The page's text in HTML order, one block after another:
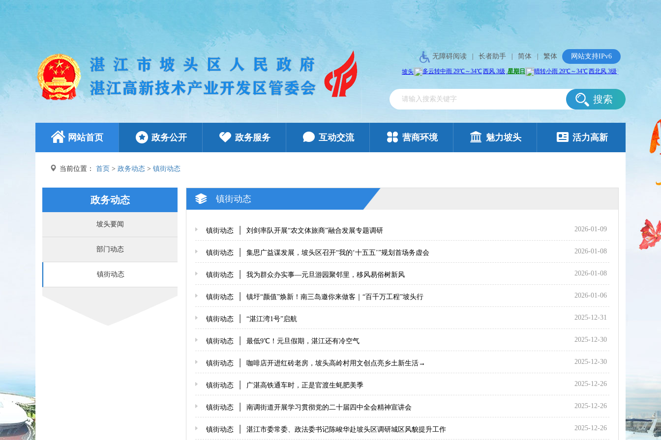
无障碍阅读 长者助手 简体 繁体 网站支持IPv6
搜索
网站首页 政务公开 政务服务 互动交流 营商环境 魅力坡头 活力高新
当前位置： 首页 > 政务动态 > 镇街动态
政务动态
坡头要闻
部门动态
镇街动态
镇街动态
2026-01-09
镇街动态 | 刘剑率队开展“农文体旅商”融合发展专题调研
2026-01-08
镇街动态 | 集思广益谋发展，坡头区召开“我的‘十五五’”规划首场务虚会
2026-01-08
镇街动态 | 我为群众办实事—元旦游园聚邻里，移风易俗树新风
2026-01-06
镇街动态 | 镇圩“颜值”焕新！南三岛邀你来做客｜“百千万工程”坡头行
2025-12-31
镇街动态 | “湛江湾1号”启航
2025-12-30
镇街动态 | 最低9℃！元旦假期，湛江还有冷空气
2025-12-30
镇街动态 | 咖啡店开进红砖老房，坡头高岭村用文创点亮乡土新生活→
2025-12-26
镇街动态 | 广湛高铁通车时，正是官渡生蚝肥美季
2025-12-26
镇街动态 | 南调街道开展学习贯彻党的二十届四中全会精神宣讲会
2025-12-26
镇街动态 | 湛江市委常委、政法委书记陈峻华赴坡头区调研城区风貌提升工作